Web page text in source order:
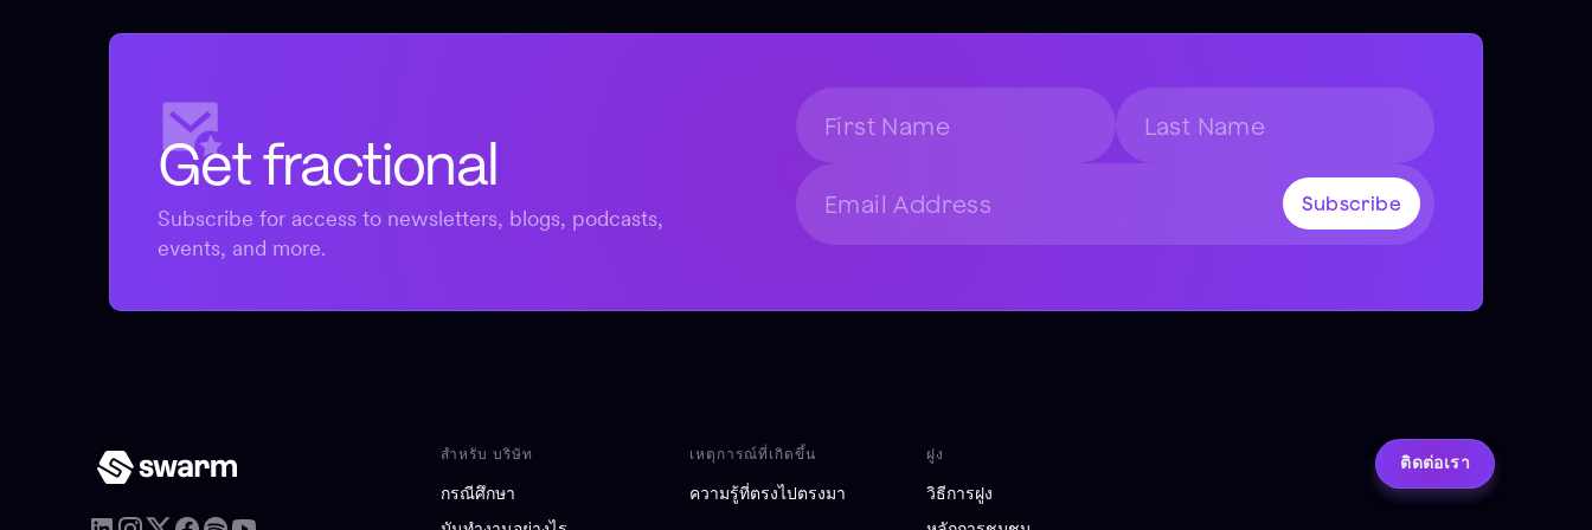
Get fractional
Subscribe for access to newsletters, blogs, podcasts,
events, and more.
สำหรับ บริษัท
กรณีศึกษา
เหตุการณ์ที่เกิดขึ้น
ความรู้ที่ตรงไปตรงมา
ฝูง
วิธีการฝูง
ติดต่อเรา